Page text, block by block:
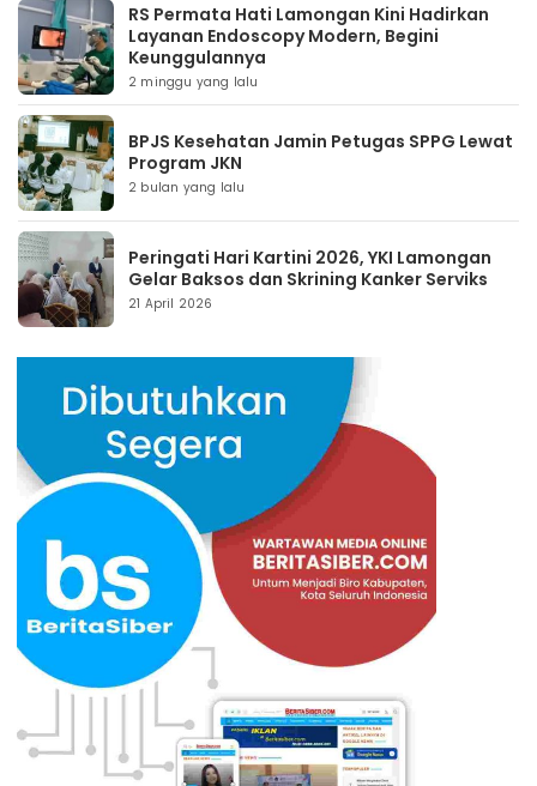
RS Permata Hati Lamongan Kini Hadirkan
Layanan Endoscopy Modern, Begini
Keunggulannya
2 minggu yang lalu
BPJS Kesehatan Jamin Petugas SPPG Lewat
Program JKN
2 bulan yang lalu
Peringati Hari Kartini 2026, YKI Lamongan
Gelar Baksos dan Skrining Kanker Serviks
21 April 2026